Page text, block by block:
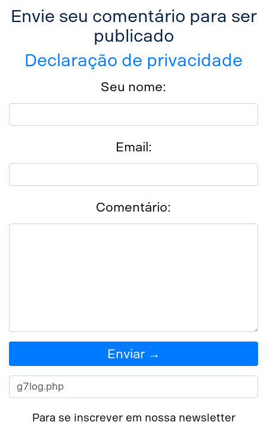
Envie seu comentário para ser
publicado
Declaração de privacidade
Seu nome:
Email:
Comentário:
Enviar →
Para se inscrever em nossa newsletter